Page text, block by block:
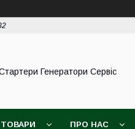
Генератори Сервіс
ТОВАРИ ПРО НАС